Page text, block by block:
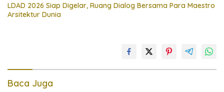
LDAD 2026 Siap Digelar, Ruang Dialog Bersama Para Maestro
Arsitektur Dunia
Baca Juga